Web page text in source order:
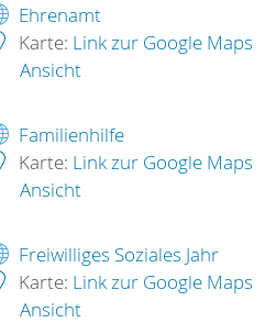
Ehrenamt
Karte: Link zur Google Maps
Ansicht
Familienhilfe
Karte: Link zur Google Maps
Ansicht
Freiwilliges Soziales Jahr
Karte: Link zur Google Maps
Ansicht